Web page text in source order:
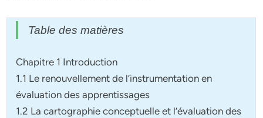
Table des matières
Chapitre 1 Introduction
1.1 Le renouvellement de l’instrumentation en
évaluation des apprentissages
1.2 La cartographie conceptuelle et l’évaluation des